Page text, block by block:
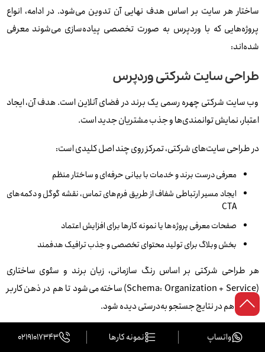
ساختار هر سایت بر اساس هدف نهایی آن تدوین می‌شود. در ادامه، انواع
پروژه‌هایی که با وردپرس به‌ صورت تخصصی پیاده‌سازی می‌شوند معرفی
شده‌اند:
طراحی سایت شرکتی وردپرس
وب‌ سایت شرکتی چهره رسمی یک برند در فضای آنلاین است. هدف آن، ایجاد
اعتبار، نمایش توانمندی‌ها و جذب مشتریان جدید است.
در طراحی سایت‌های شرکتی، تمرکز روی چند اصل کلیدی است:
معرفی درست برند و خدمات با بیانی حرفه‌ای و ساختار منظم
ایجاد مسیر ارتباطی شفاف از طریق فرم‌های تماس، نقشه گوگل و دکمه‌های
CTA
صفحات معرفی پروژه‌ها یا نمونه‌ کارها برای افزایش اعتماد
بخش وبلاگ برای تولید محتوای تخصصی و جذب ترافیک هدفمند
هر طراحی شرکتی بر اساس رنگ سازمانی، زبان برند و سئوی ساختاری
(Schema: Organization + Service) ساخته می‌شود تا هم در ذهن کاربر
بماند و هم در نتایج جستجو به‌درستی دیده شود.
طراحی فروشگاه اینترنتی با ووکامرس
واتساپ نمونه کارها 02191017343